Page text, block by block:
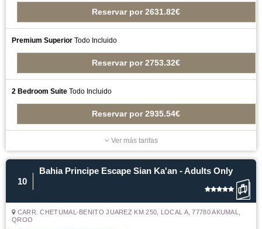
Reservar por 2631.82€
Premium Superior Todo Incluido
Reservar por 2753.32€
2 Bedroom Suite Todo Incluido
Reservar por 2935.54€
Ver más tarifas
10
Bahia Principe Escape Sian Ka'an - Adults Only
CARR. CHETUMAL-BENITO JUAREZ KM 250, LOCAL A, 77780 AKUMAL,
QROO